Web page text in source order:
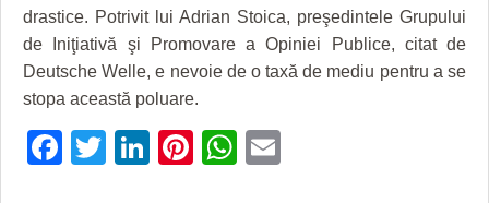
drastice. Potrivit lui Adrian Stoica, preşedintele Grupului
de Iniţiativă şi Promovare a Opiniei Publice, citat de
Deutsche Welle, e nevoie de o taxă de mediu pentru a se
stopa această poluare.
Facebook
Twitter
LinkedIn
Pinterest
WhatsApp